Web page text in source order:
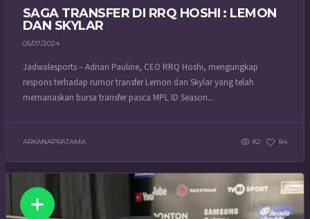
SAGA TRANSFER DI RRQ HOSHI : LEMON
DAN SKYLAR
05/07/2024
Jadwalesports – Adrian Pauline, CEO RRQ Hoshi, mengungkap
respons terhadap rumor transfer Lemon dan Skylar yang telah
memanaskan bursa transfer pasca MPL ID Season...
ARKANAPRATAMA 82 84